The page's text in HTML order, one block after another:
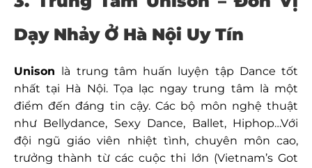
Dạy Nhảy Ở Hà Nội Uy Tín
Unison
là trung tâm huấn luyện tập Dance tốt
nhất tại Hà Nội. Tọa lạc ngay trung tâm là một
điểm đến đáng tin cậy. Các bộ môn nghệ thuật
như Bellydance, Sexy Dance, Ballet, Hiphop…Với
đội ngũ giáo viên nhiệt tình, chuyên môn cao,
trưởng thành từ các cuộc thi lớn (Vietnam’s Got